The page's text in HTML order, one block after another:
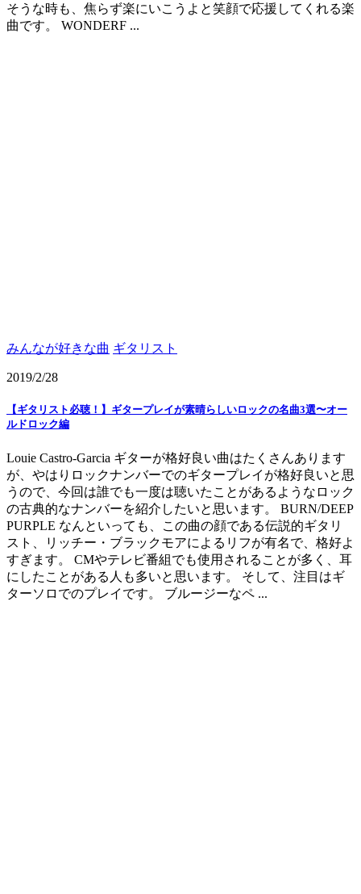
そうな時も、焦らず楽にいこうよと笑顔で応援してくれる楽
曲です。 WONDERF ...
みんなが好きな曲 ギタリスト
2019/2/28
【ギタリスト必聴！】ギタープレイが素晴らしいロックの名曲3選〜オー
ルドロック編
Louie Castro-Garcia ギターが格好良い曲はたくさんあります
が、やはりロックナンバーでのギタープレイが格好良いと思
うので、今回は誰でも一度は聴いたことがあるようなロック
の古典的なナンバーを紹介したいと思います。 BURN/DEEP
PURPLE なんといっても、この曲の顔である伝説的ギタリ
スト、リッチー・ブラックモアによるリフが有名で、格好よ
すぎます。 CMやテレビ番組でも使用されることが多く、耳
にしたことがある人も多いと思います。 そして、注目はギ
ターソロでのプレイです。 ブルージーなペ ...